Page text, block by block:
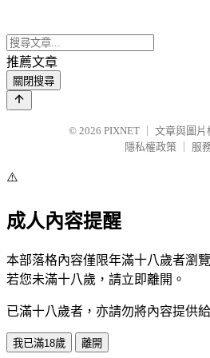
推薦文章
關閉搜尋
© 2026 PIXNET
文章與圖片
隱私權政策
服
⚠️
成人內容提醒
本部落格內容僅限年滿十八歲者瀏覽
若您未滿十八歲，請立即離開。
已滿十八歲者，亦請勿將內容提供
我已滿18歲 離開